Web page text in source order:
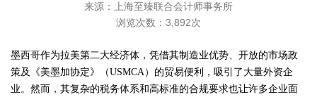
来源：上海至臻联合会计师事务所
浏览次数：3,892次
墨西哥作为拉美第二大经济体，凭借其制造业优势、开放的市场政
策及《美墨加协定》（USMCA）的贸易便利，吸引了大量外资企
业。然而，其复杂的税务体系和高标准的合规要求也让许多企业面